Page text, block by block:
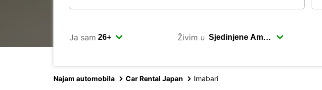
Ja sam Živim u
Najam automobila Car Rental Japan Imabari